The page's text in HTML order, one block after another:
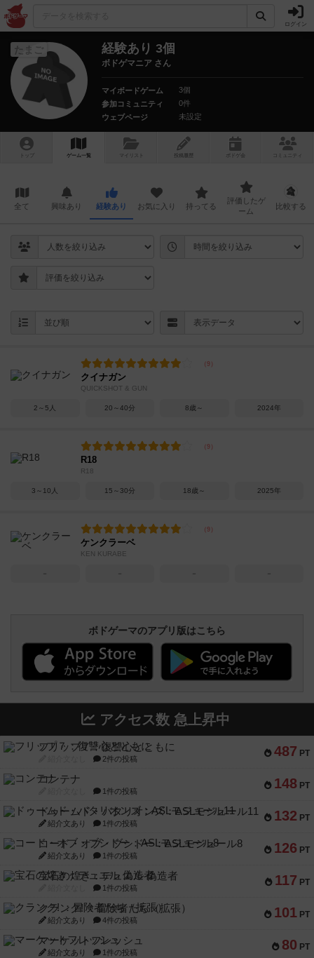
ログイン
たまご 経験あり 3個
ボドゲマニア さん
マイボードゲーム
3個
参加コミュニティ
0件
ウェブページ
未設定
トップ ゲーム一覧 マイリスト 投稿履歴 ボ ドゲ コミュニティ
全て 興味あり 経験あり お気に入り 持ってる
評価したゲ
ーム
比較する
クイナガン
QUICKSHOT & GUN
2～5人 20～40分 8歳～ 2024年
R18
R18
3～10人 15～30分 18歳～ 2025年
ケンクラーベ
KEN KURABE
－ － － －
ボドゲーマのアプリ版はこちら
アクセス数 急上昇中
487 PT
フリップ７：復讐心とともに
2件の投稿
148 PT
コンテナ
1件の投稿
132 PT
ドゥームド・バタリオンズ：ASLモジュール11
紹介文あり 1件の投稿
126 PT
コード・オブ・ブシドー：ASLモジュール8
紹介文あり 1件の投稿
117 PT
宝石の煌き：デュエル 偽造者
1件の投稿
101 PT
クランク! ：冒険者たち（拡張）
紹介文あり 4件の投稿
80 PT
マーケットフレッシュ
紹介文あり 1件の投稿